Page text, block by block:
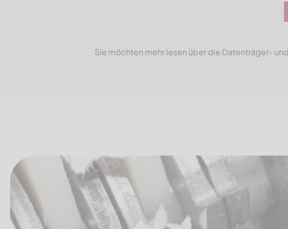
Sie möchten mehr lesen über die Datenträger-